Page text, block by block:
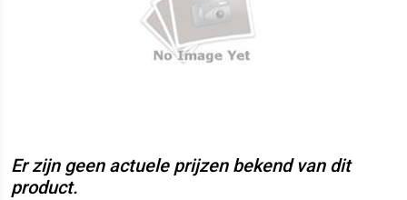
Er zijn geen actuele prijzen bekend van dit
product.